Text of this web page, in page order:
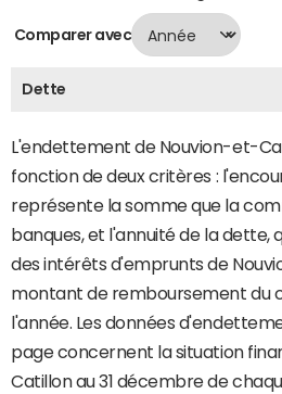
Comparer avec
Dette
L'endettement de Nouvion-et-
fonction de deux critères :
représente la somme que la
banques, et l'annuité de la dette,
des intérêts d'emprunts de
montant de remboursement du
l'année. Les données
page concernent la situation
Catillon au 31 décembre de